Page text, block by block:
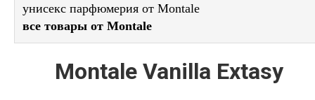
унисекс парфюмерия от Montale
все товары от Montale
Montale Vanilla Extasy